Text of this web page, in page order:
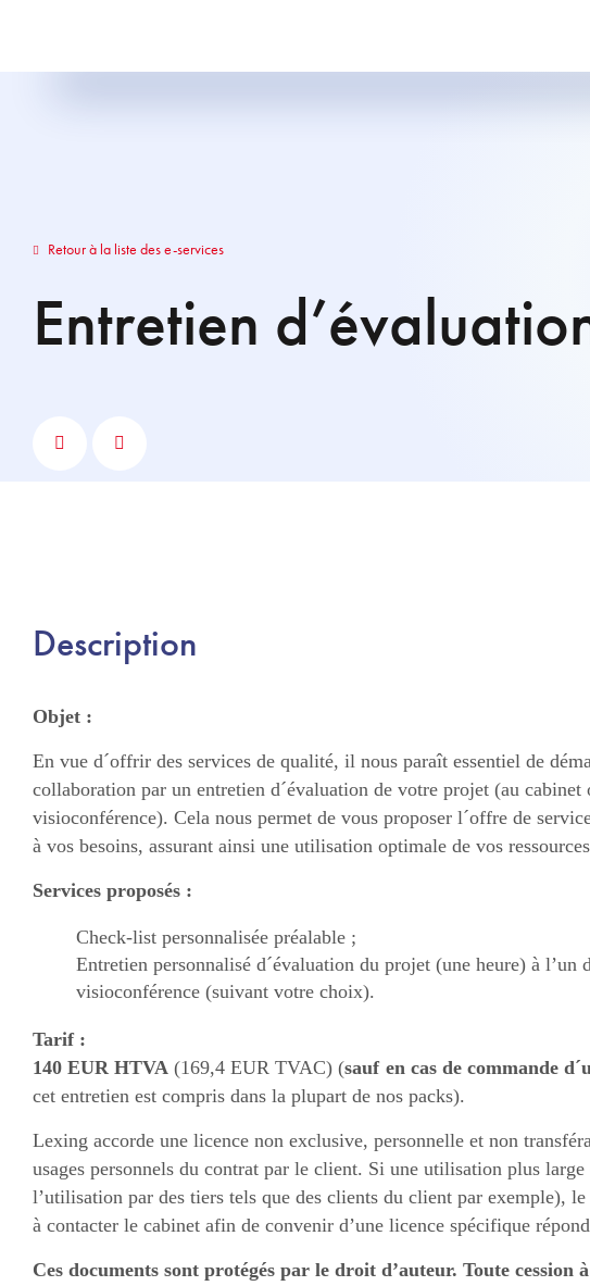
Retour à la liste des e-services
Entretien
Description
Objet :
En vue d´offrir des services de qualité, il nous paraît essentiel de
collaboration par un entretien d´évaluation de votre projet (au cabinet
visioconférence). Cela nous permet de vous proposer l´offre de
à vos besoins, assurant ainsi une utilisation optimale de vos
Services proposés :
Check-list personnalisée préalable ;
Entretien personnalisé d´évaluation du projet (une heure) à l’un
visioconférence (suivant votre choix).
Tarif :
140 EUR HTVA (169,4 EUR TVAC) (sauf en cas de commande
cet entretien est compris dans la plupart de nos packs).
Lexing accorde une licence non exclusive, personnelle et non
usages personnels du contrat par le client. Si une utilisation plus large
l’utilisation par des tiers tels que des clients du client par exemple),
à contacter le cabinet afin de convenir d’une licence spécifique
Ces documents sont protégés par le droit d’auteur. Toute cession